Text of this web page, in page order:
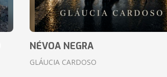
NÉVOA NEGRA
GLÁUCIA CARDOSO